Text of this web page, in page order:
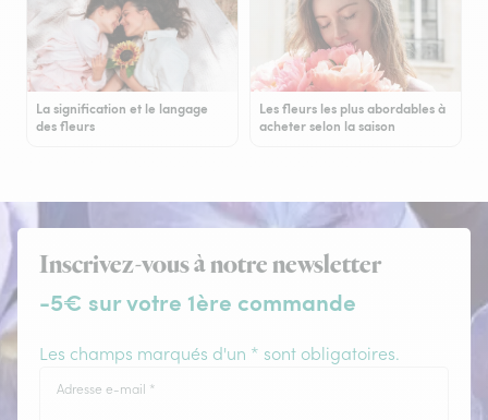
La signification et le langage
des fleurs
Les fleurs les plus abordables à
acheter selon la saison
Inscrivez-vous à notre newsletter
-5€ sur votre 1ère commande
Les champs marqués d'un * sont obligatoires.
Adresse e-mail *